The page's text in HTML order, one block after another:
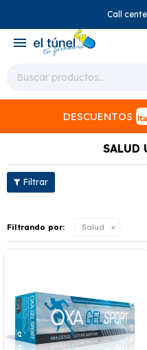
Call
menu
DESCUENTOS
SALUD
Filtrando por: Salud
close